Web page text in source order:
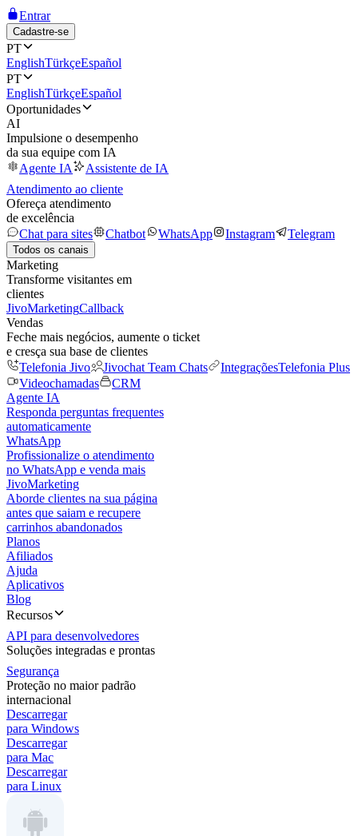
Entrar
Cadastre-se
PT
EnglishTürkçeEspañol
PT
EnglishTürkçeEspañol
Oportunidades
AI
Impulsione o desempenho
da sua equipe com IA
Agente IA
Assistente de IA
Atendimento ao cliente
Ofereça atendimento
de excelência
Chat para sites
Chatbot WhatsApp Instagram Telegram
Todos os canais
Marketing
Transforme visitantes em
clientes
JivoMarketingCallback
Vendas
Feche mais negócios, aumente o ticket
e cresça sua base de clientes
Telefonia Jivo
Jivochat Team Chats IntegraçõesTelefonia Plus
Videochamadas
CRM
Agente IA
Responda perguntas frequentes
automaticamente
WhatsApp
Profissionalize o atendimento
no WhatsApp e venda mais
JivoMarketing
Aborde clientes na sua página
antes que saiam e recupere
carrinhos abandonados
Planos
Afiliados
Ajuda
Aplicativos
Blog
Recursos
API para desenvolvedores
Soluções integradas e prontas
Segurança
Proteção no maior padrão
internacional
Descarregar
para Windows
Descarregar
para Mac
Descarregar
para Linux